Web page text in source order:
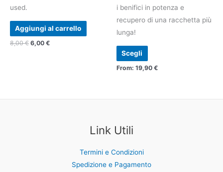
used.
Aggiungi al carrello
8,00€ 6,00 €
i benifici in potenza e
recupero di una racchetta più
lunga!
Scegli
pagina
del
From: 19,90 €
Link Utili
Termini e Condizioni
Spedizione e Pagamento